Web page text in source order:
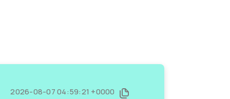
2026-08-07 04:59:21 +0000